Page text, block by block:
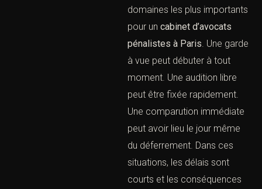
II. L’urgence pénale : garde à vue,
audition libre et comparution
immédiate (Cabinet d’avocats